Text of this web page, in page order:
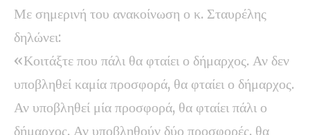
Με σημερινή του ανακοίνωση ο κ. Σταυρέλης
δηλώνει:
«Κοιτάξτε που πάλι θα φταίει ο δήμαρχος. Αν δεν
υποβληθεί καμία προσφορά, θα φταίει ο δήμαρχος.
Αν υποβληθεί μία προσφορά, θα φταίει πάλι ο
δήμαρχος. Αν υποβληθούν δύο προσφορές, θα